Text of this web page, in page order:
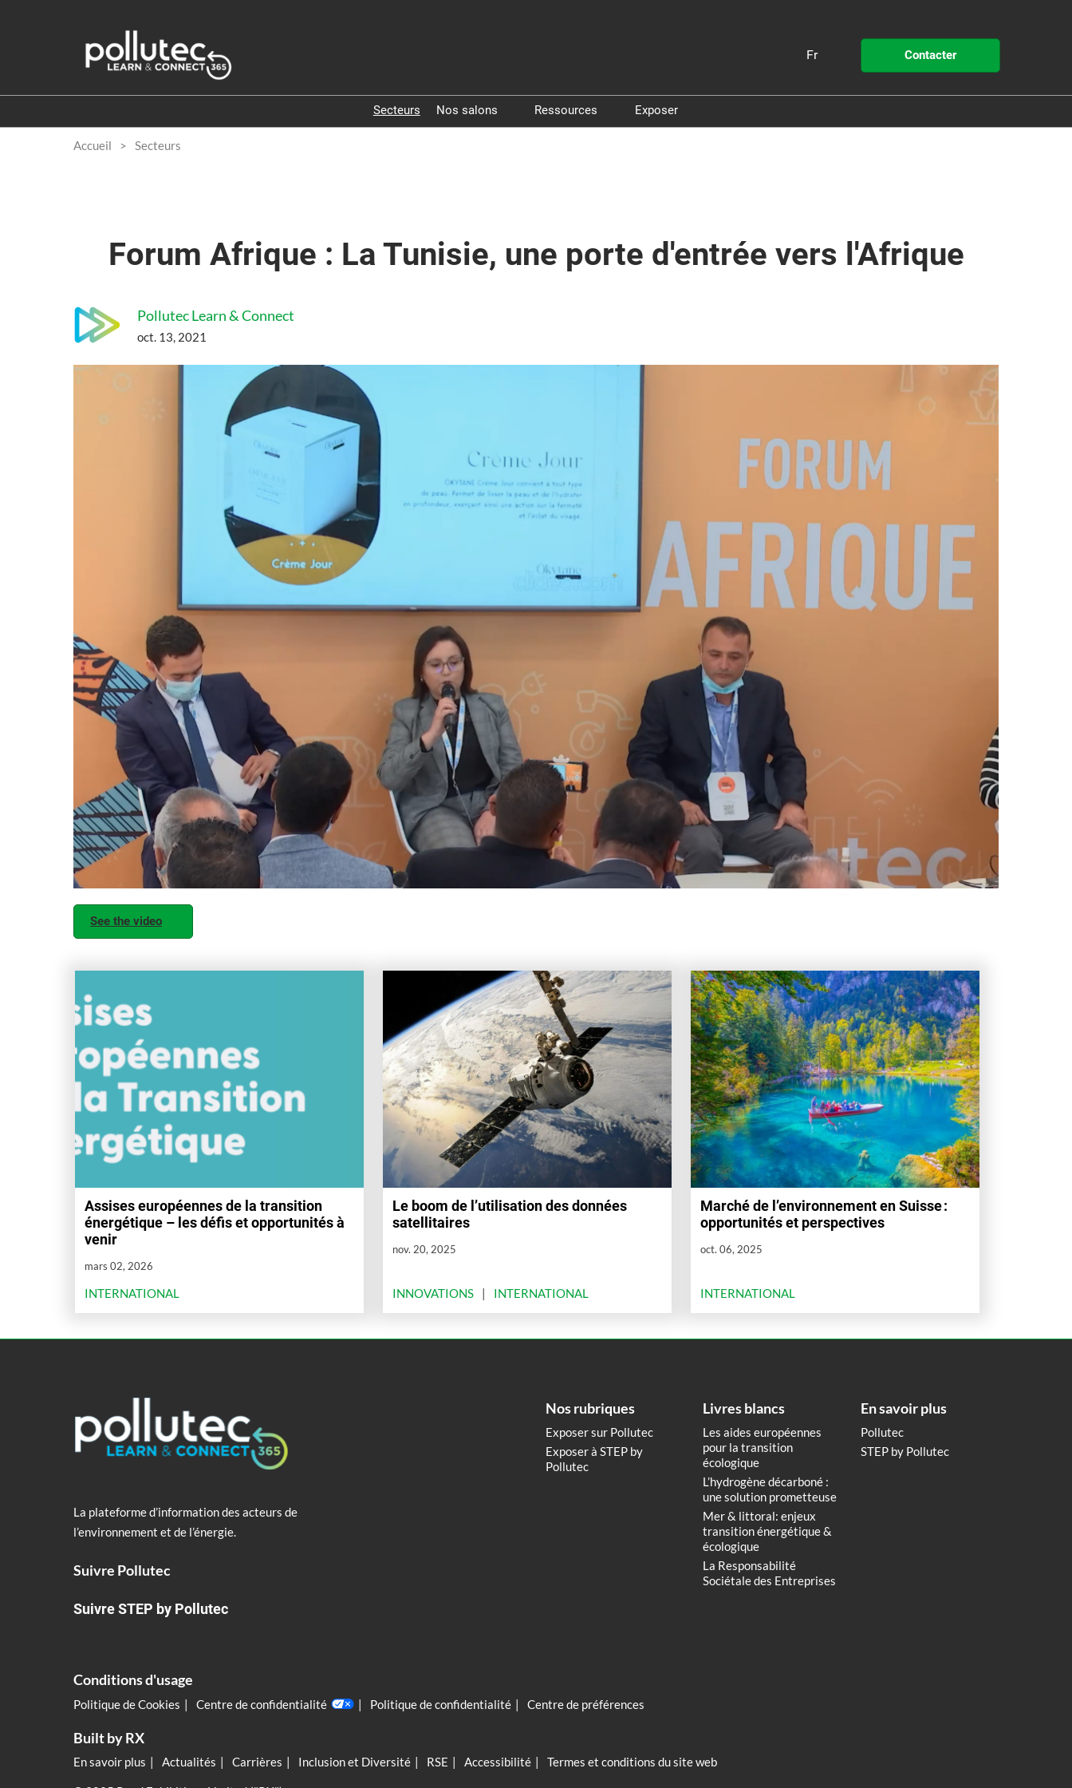
contenu
Fr Contacter
Secteurs Nos salons Ressources Exposer
Accueil Secteurs
Forum Afrique : La Tunisie, une porte d'entrée vers l'Afrique
Pollutec Learn & Connect
oct. 13, 2021
See the video
Assises européennes de la transition
énergétique – les défis et opportunités à
venir
mars 02, 2026
INTERNATIONAL
Le boom de l’utilisation des données
satellitaires
nov. 20, 2025
INNOVATIONS INTERNATIONAL
Marché de l’environnement en Suisse :
opportunités et perspectives
oct. 06, 2025
INTERNATIONAL
La plateforme d’information des acteurs de
l’environnement et de l’énergie.
Suivre Pollutec
Suivre STEP by Pollutec
Nos rubriques
Exposer sur Pollutec
Exposer à STEP by
Pollutec
Livres blancs
Les aides européennes
pour la transition
écologique
L’hydrogène décarboné :
une solution prometteuse
Mer & littoral: enjeux
transition énergétique &
écologique
La Responsabilité
Sociétale des Entreprises
En savoir plus
Pollutec
STEP by Pollutec
Conditions d'usage
Politique de Cookies Centre de confidentialité Politique de confidentialité Centre de préférences
Built by RX
En savoir plus Actualités Carrières Inclusion et Diversité RSE Accessibilité Termes et conditions du site web